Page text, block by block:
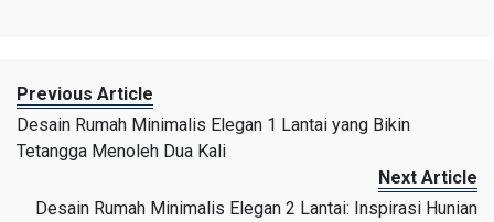
Previous Article
Desain Rumah Minimalis Elegan 1 Lantai yang Bikin
Tetangga Menoleh Dua Kali
Next Article
Desain Rumah Minimalis Elegan 2 Lantai: Inspirasi Hunian